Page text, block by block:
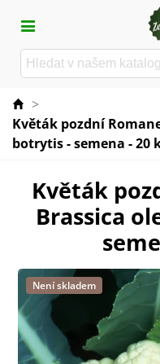
>
Květák pozdní
botrytis - semena - 20
Květák
Brassica
Není skladem